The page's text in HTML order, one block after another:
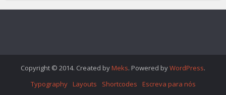
Copyright © 2014. Created by Meks. Powered byWordPress.
Typography
Layouts Shortcodes Escreva para nós